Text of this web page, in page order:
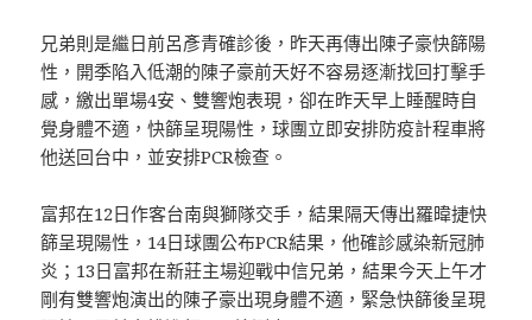
兄弟則是繼日前呂彥青確診後，昨天再傳出陳子豪快篩陽
性，開季陷入低潮的陳子豪前天好不容易逐漸找回打擊手
感，繳出單場4安、雙響炮表現，卻在昨天早上睡醒時自
覺身體不適，快篩呈現陽性，球團立即安排防疫計程車將
他送回台中，並安排PCR檢查。
富邦在12日作客台南與獅隊交手，結果隔天傳出羅暐捷快
篩呈現陽性，14日球團公布PCR結果，他確診感染新冠肺
炎；13日富邦在新莊主場迎戰中信兄弟，結果今天上午才
剛有雙響炮演出的陳子豪出現身體不適，緊急快篩後呈現